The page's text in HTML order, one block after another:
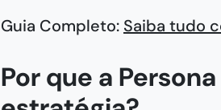
Guia Completo: Saiba tudo
Por que a